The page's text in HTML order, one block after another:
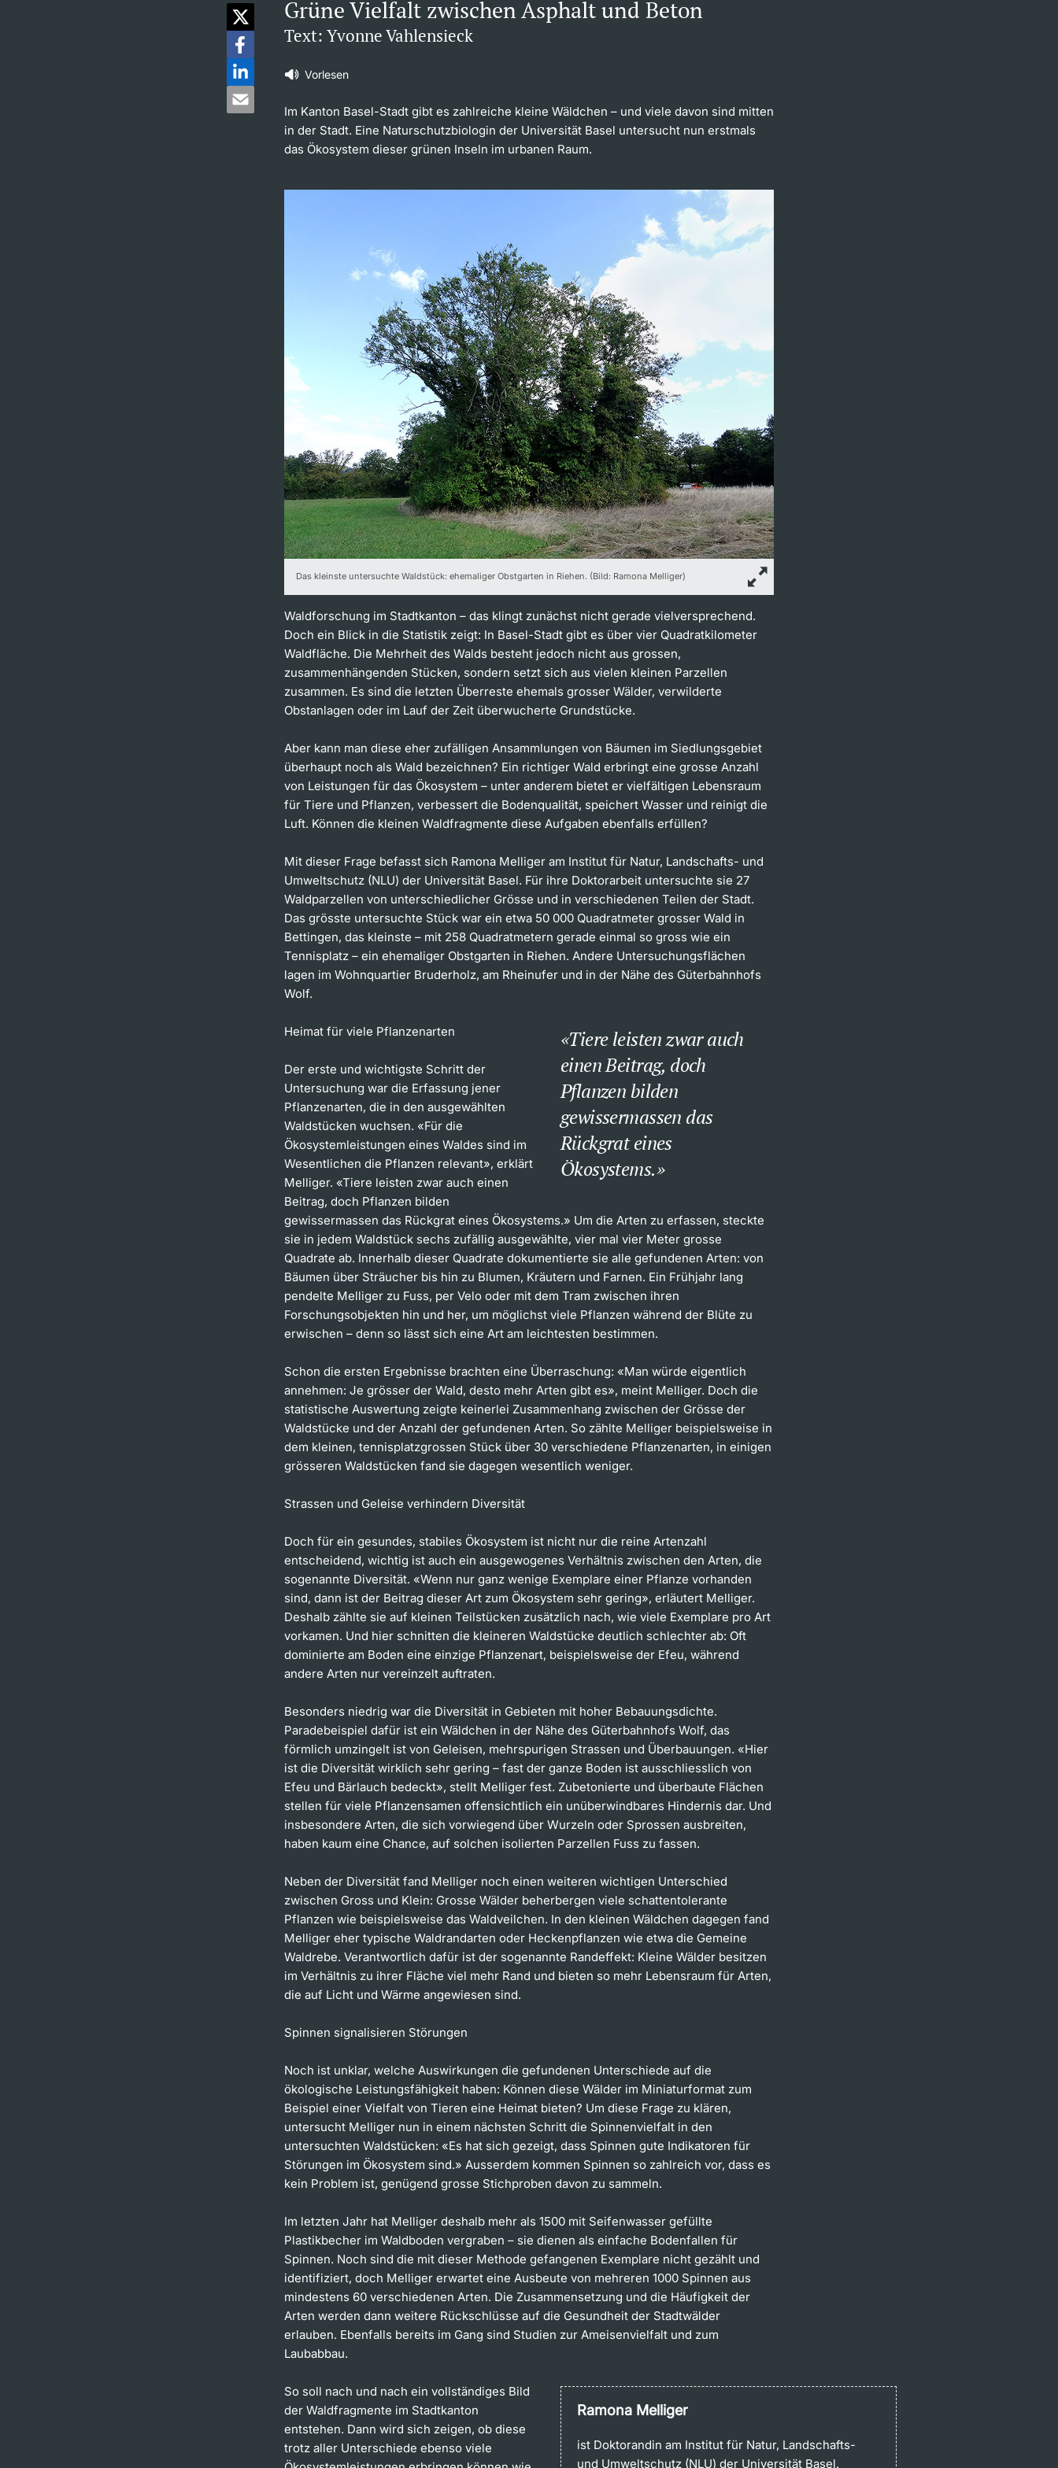
Vorlesen
Grüne Vielfalt zwischen Asphalt und Beton
Text: Yvonne Vahlensieck
Im Kanton Basel-Stadt gibt es zahlreiche kleine Wäldchen – und viele davon sind mitten
in der Stadt. Eine Naturschutzbiologin der Universität Basel untersucht nun erstmals
das Ökosystem dieser grünen Inseln im urbanen Raum.
Das kleinste untersuchte Waldstück: ehemaliger Obstgarten in Riehen. (Bild: Ramona Melliger)
Waldforschung im Stadtkanton – das klingt zunächst nicht gerade vielversprechend.
Doch ein Blick in die Statistik zeigt: In Basel-Stadt gibt es über vier Quadratkilometer
Waldfläche. Die Mehrheit des Walds besteht jedoch nicht aus grossen,
zusammenhängenden Stücken, sondern setzt sich aus vielen kleinen Parzellen
zusammen. Es sind die letzten Überreste ehemals grosser Wälder, verwilderte
Obstanlagen oder im Lauf der Zeit überwucherte Grundstücke.
Aber kann man diese eher zufälligen Ansammlungen von Bäumen im Siedlungsgebiet
überhaupt noch als Wald bezeichnen? Ein richtiger Wald erbringt eine grosse Anzahl
von Leistungen für das Ökosystem – unter anderem bietet er vielfältigen Lebensraum
für Tiere und Pflanzen, verbessert die Bodenqualität, speichert Wasser und reinigt die
Luft. Können die kleinen Waldfragmente diese Aufgaben ebenfalls erfüllen?
Mit dieser Frage befasst sich Ramona Melliger am Institut für Natur, Landschafts- und
Umweltschutz (NLU) der Universität Basel. Für ihre Doktorarbeit untersuchte sie 27
Waldparzellen von unterschiedlicher Grösse und in verschiedenen Teilen der Stadt.
Das grösste untersuchte Stück war ein etwa 50 000 Quadratmeter grosser Wald in
Bettingen, das kleinste – mit 258 Quadratmetern gerade einmal so gross wie ein
Tennisplatz – ein ehemaliger Obstgarten in Riehen. Andere Untersuchungsflächen
lagen im Wohnquartier Bruderholz, am Rheinufer und in der Nähe des Güterbahnhofs
Wolf.
Tiere leisten zwar auch
einen Beitrag, doch
Pflanzen bilden
gewissermassen das
Rückgrat eines
Ökosystems.
Heimat für viele Pflanzenarten
Der erste und wichtigste Schritt der
Untersuchung war die Erfassung jener
Pflanzenarten, die in den ausgewählten
Waldstücken wuchsen. «Für die
Ökosystemleistungen eines Waldes sind im
Wesentlichen die Pflanzen relevant», erklärt
Melliger. «Tiere leisten zwar auch einen
Beitrag, doch Pflanzen bilden
gewissermassen das Rückgrat eines Ökosystems.» Um die Arten zu erfassen, steckte
sie in jedem Waldstück sechs zufällig ausgewählte, vier mal vier Meter grosse
Quadrate ab. Innerhalb dieser Quadrate dokumentierte sie alle gefundenen Arten: von
Bäumen über Sträucher bis hin zu Blumen, Kräutern und Farnen. Ein Frühjahr lang
pendelte Melliger zu Fuss, per Velo oder mit dem Tram zwischen ihren
Forschungsobjekten hin und her, um möglichst viele Pflanzen während der Blüte zu
erwischen – denn so lässt sich eine Art am leichtesten bestimmen.
Schon die ersten Ergebnisse brachten eine Überraschung: «Man würde eigentlich
annehmen: Je grösser der Wald, desto mehr Arten gibt es», meint Melliger. Doch die
statistische Auswertung zeigte keinerlei Zusammenhang zwischen der Grösse der
Waldstücke und der Anzahl der gefundenen Arten. So zählte Melliger beispielsweise in
dem kleinen, tennisplatzgrossen Stück über 30 verschiedene Pflanzenarten, in einigen
grösseren Waldstücken fand sie dagegen wesentlich weniger.
Strassen und Geleise verhindern Diversität
Doch für ein gesundes, stabiles Ökosystem ist nicht nur die reine Artenzahl
entscheidend, wichtig ist auch ein ausgewogenes Verhältnis zwischen den Arten, die
sogenannte Diversität. «Wenn nur ganz wenige Exemplare einer Pflanze vorhanden
sind, dann ist der Beitrag dieser Art zum Ökosystem sehr gering», erläutert Melliger.
Deshalb zählte sie auf kleinen Teilstücken zusätzlich nach, wie viele Exemplare pro Art
vorkamen. Und hier schnitten die kleineren Waldstücke deutlich schlechter ab: Oft
dominierte am Boden eine einzige Pflanzenart, beispielsweise der Efeu, während
andere Arten nur vereinzelt auftraten.
Besonders niedrig war die Diversität in Gebieten mit hoher Bebauungsdichte.
Paradebeispiel dafür ist ein Wäldchen in der Nähe des Güterbahnhofs Wolf, das
förmlich umzingelt ist von Geleisen, mehrspurigen Strassen und Überbauungen. «Hier
ist die Diversität wirklich sehr gering – fast der ganze Boden ist ausschliesslich von
Efeu und Bärlauch bedeckt», stellt Melliger fest. Zubetonierte und überbaute Flächen
stellen für viele Pflanzensamen offensichtlich ein unüberwindbares Hindernis dar. Und
insbesondere Arten, die sich vorwiegend über Wurzeln oder Sprossen ausbreiten,
haben kaum eine Chance, auf solchen isolierten Parzellen Fuss zu fassen.
Neben der Diversität fand Melliger noch einen weiteren wichtigen Unterschied
zwischen Gross und Klein: Grosse Wälder beherbergen viele schattentolerante
Pflanzen wie beispielsweise das Waldveilchen. In den kleinen Wäldchen dagegen fand
Melliger eher typische Waldrandarten oder Heckenpflanzen wie etwa die Gemeine
Waldrebe. Verantwortlich dafür ist der sogenannte Randeffekt: Kleine Wälder besitzen
im Verhältnis zu ihrer Fläche viel mehr Rand und bieten so mehr Lebensraum für Arten,
die auf Licht und Wärme angewiesen sind.
Spinnen signalisieren Störungen
Noch ist unklar, welche Auswirkungen die gefundenen Unterschiede auf die
ökologische Leistungsfähigkeit haben: Können diese Wälder im Miniaturformat zum
Beispiel einer Vielfalt von Tieren eine Heimat bieten? Um diese Frage zu klären,
untersucht Melliger nun in einem nächsten Schritt die Spinnenvielfalt in den
untersuchten Waldstücken: «Es hat sich gezeigt, dass Spinnen gute Indikatoren für
Störungen im Ökosystem sind.» Ausserdem kommen Spinnen so zahlreich vor, dass es
kein Problem ist, genügend grosse Stichproben davon zu sammeln.
Im letzten Jahr hat Melliger deshalb mehr als 1500 mit Seifenwasser gefüllte
Plastikbecher im Waldboden vergraben – sie dienen als einfache Bodenfallen für
Spinnen. Noch sind die mit dieser Methode gefangenen Exemplare nicht gezählt und
identifiziert, doch Melliger erwartet eine Ausbeute von mehreren 1000 Spinnen aus
mindestens 60 verschiedenen Arten. Die Zusammensetzung und die Häufigkeit der
Arten werden dann weitere Rückschlüsse auf die Gesundheit der Stadtwälder
erlauben. Ebenfalls bereits im Gang sind Studien zur Ameisenvielfalt und zum
Laubabbau.
Ramona Melliger
ist Doktorandin am Institut für Natur, Landschafts-
und Umweltschutz (NLU) der Universität Basel.
So soll nach und nach ein vollständiges Bild
der Waldfragmente im Stadtkanton
entstehen. Dann wird sich zeigen, ob diese
trotz aller Unterschiede ebenso viele